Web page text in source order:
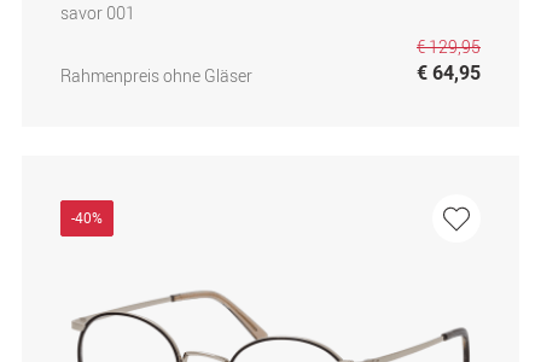
savor 001
Rahmenpreis ohne Gläser
€ 129,95
€ 64,95
-40%